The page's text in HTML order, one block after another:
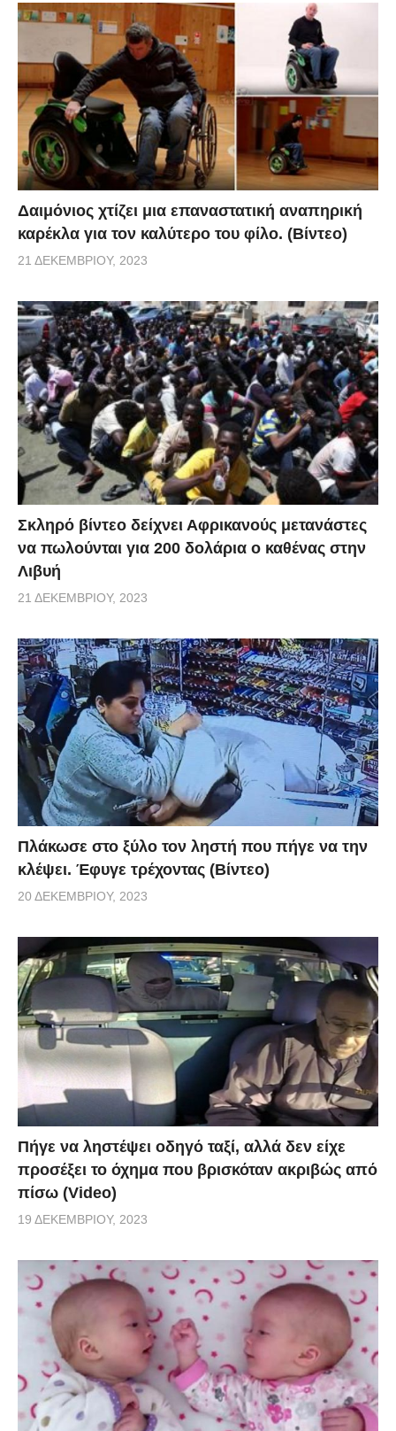
Δαιμόνιος χτίζει μια επαναστατική αναπηρική
καρέκλα για τον καλύτερο του φίλο. (Βίντεο)
21 ΔΕΚΕΜΒΡΊΟΥ, 2023
Σκληρό βίντεο δείχνει Αφρικανούς μετανάστες
να πωλούνται για 200 δολάρια ο καθένας στην
Λιβυή
21 ΔΕΚΕΜΒΡΊΟΥ, 2023
Πλάκωσε στο ξύλο τον ληστή που πήγε να την
κλέψει. Έφυγε τρέχοντας (Βίντεο)
20 ΔΕΚΕΜΒΡΊΟΥ, 2023
Πήγε να ληστέψει οδηγό ταξί, αλλά δεν είχε
προσέξει το όχημα που βρισκόταν ακριβώς από
πίσω (Video)
19 ΔΕΚΕΜΒΡΊΟΥ, 2023